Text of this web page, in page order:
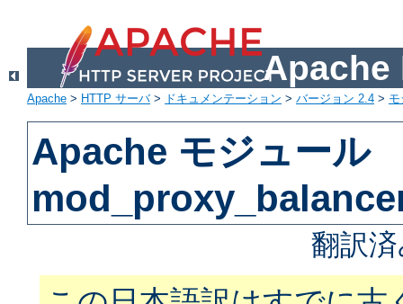
Apache
Apache > HTTP サーバ> ドキュメンテーション > バージョン 2.4 >
Apache モジュール
翻訳